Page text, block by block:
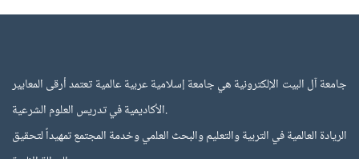
جامعة آل البيت الإلكترونية هي جامعة إسلامية عربية عالمية تعتمد أرقى المعايير
الأكاديمية في تدريس العلوم الشرعية.
اﻟﺮﻳﺎدة اﻟﻌﺎﻟﻤﻴﺔ في اﻟﺘﺮﺑﻴﺔ واﻟﺘﻌﻠﻴﻢ واﻟﺒﺤﺚ اﻟﻌﻠمي وﺧﺪﻣﺔ اﻟﻤﺠﺘﻤﻊ ﺗﻤﻬﻴﺪاً ﻟﺘﺤﻘﻴﻖ